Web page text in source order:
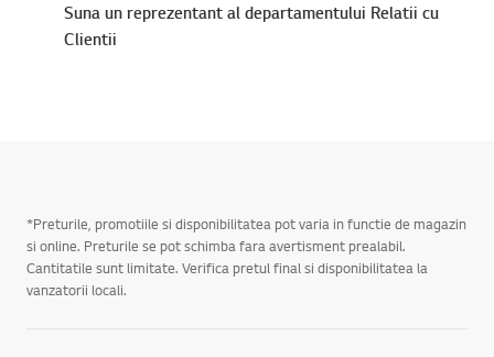
Suna un reprezentant al departamentului Relatii cu
Clientii
*Preturile, promotiile si disponibilitatea pot varia in functie de magazin
si online. Preturile se pot schimba fara avertisment prealabil.
Cantitatile sunt limitate. Verifica pretul final si disponibilitatea la
vanzatorii locali.